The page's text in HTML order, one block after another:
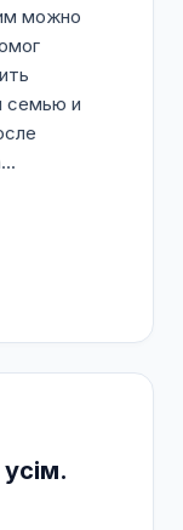
можно
семью и